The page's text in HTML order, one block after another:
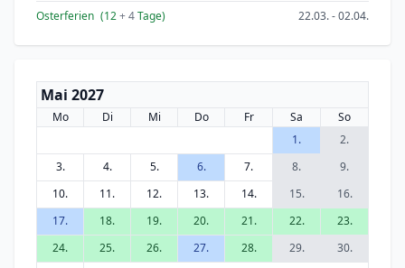
Osterferien (12+ 4Tage) 22.03. - 02.04.
Mai 2027
Mo Di Mi Do Fr Sa
So
1.
2.
3.
4. 5. 6. 7. 8.
9.
10.
11. 12. 13. 14. 15.
16.
17.
18. 19. 20. 21. 22.
23.
24.
25. 26. 27. 28. 29.
30.